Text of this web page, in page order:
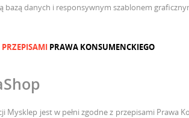
bazą danych i responsywnym szablonem
PRZEPISAMI PRAWA KONSUMENCKIEGO
Mysklep jest w pełni zgodne z przepisami Prawa